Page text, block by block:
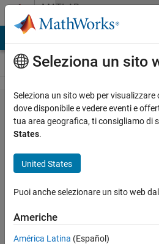
Vai al contenutoMATLAB
Answers
画像
の分
理に
て
朋貴
Seleziona un sito
Seleziona un sito web per
dove disponibile e vedere eventi e
tua area geografica, ti consigliamo di
States.
United States
Puoi anche selezionare un sito web
Americhe
América Latina (Español)